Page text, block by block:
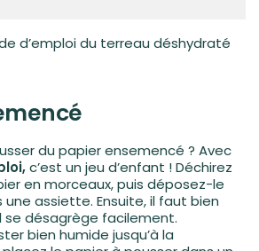
d’emploi du terreau déshydraté
du papier ensemencé ? Avec
c’est un jeu d’enfant ! Déchirez
en morceaux, puis déposez-le
assiette. Ensuite, il faut bien
se désagrège facilement.
bien humide jusqu’à la